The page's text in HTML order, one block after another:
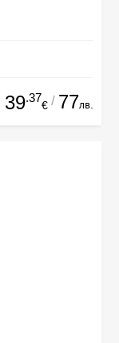
39.37
€ / 77лв.